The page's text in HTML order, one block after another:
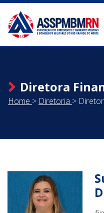
Diretora
Home > Diretoria >